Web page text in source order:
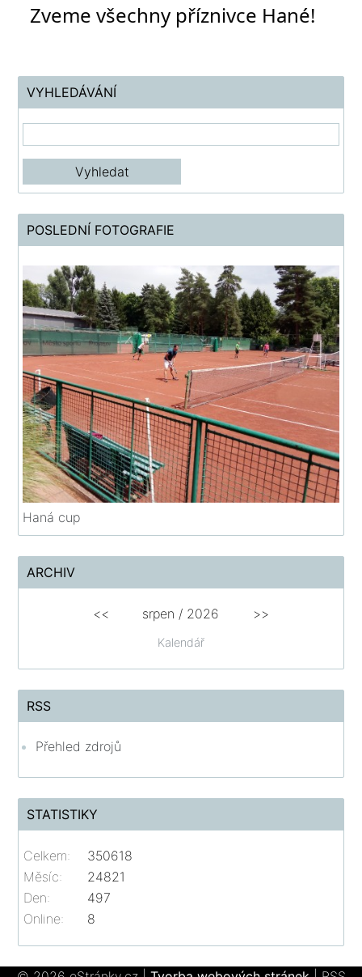
Zvemevšechny příznivce Hané!
VYHLEDÁVÁNÍ
POSLEDNÍ FOTOGRAFIE
Haná cup
ARCHIV
Kalendář
<< srpen / 2026 >>
RSS
Přehled zdrojů
STATISTIKY
Online: 8
Celkem:
350618
Měsíc:
24821
Den:
497